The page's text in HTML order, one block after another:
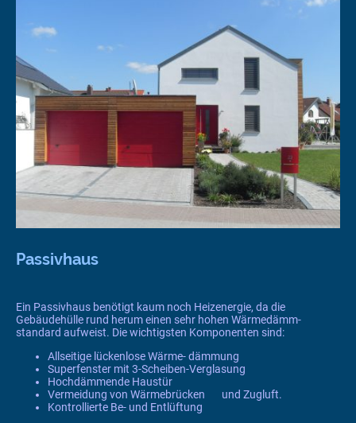
Passivhaus
Ein Passivhaus benötigt kaum noch Heizenergie, da die
Gebäudehülle rund herum einen sehr hohen Wärmedämm-
standard aufweist. Die wichtigsten Komponenten sind:
Allseitige lückenlose Wärme- dämmung
Superfenster mit 3-Scheiben-Verglasung
Hochdämmende Haustür
Vermeidung von Wärmebrücken und Zugluft.
Kontrollierte Be- und Entlüftung